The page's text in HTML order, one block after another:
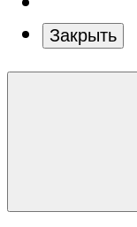
Закрыть